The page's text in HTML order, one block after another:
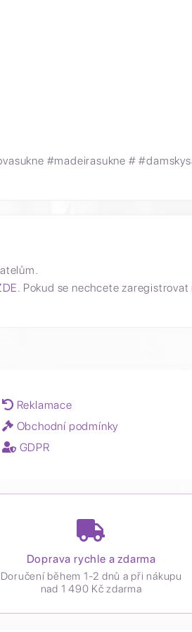
#madeirasukne #
. Pokud se nechcete
Reklamace
Obchodní podmínky
GDPR
Doprava rychle a zdarma
Doručení během 1-2 dnů a při nákupu
nad 1 490 Kč zdarma